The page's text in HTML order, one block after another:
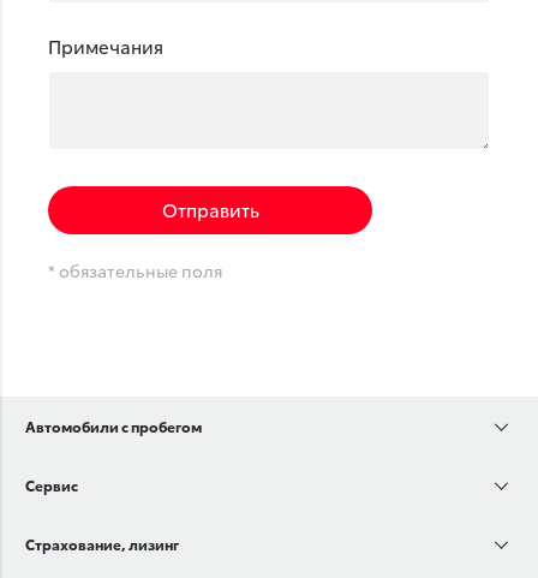
Примечания
Отправить
* обязательные поля
Автомобили с пробегом
Сервис
Страхование, лизинг